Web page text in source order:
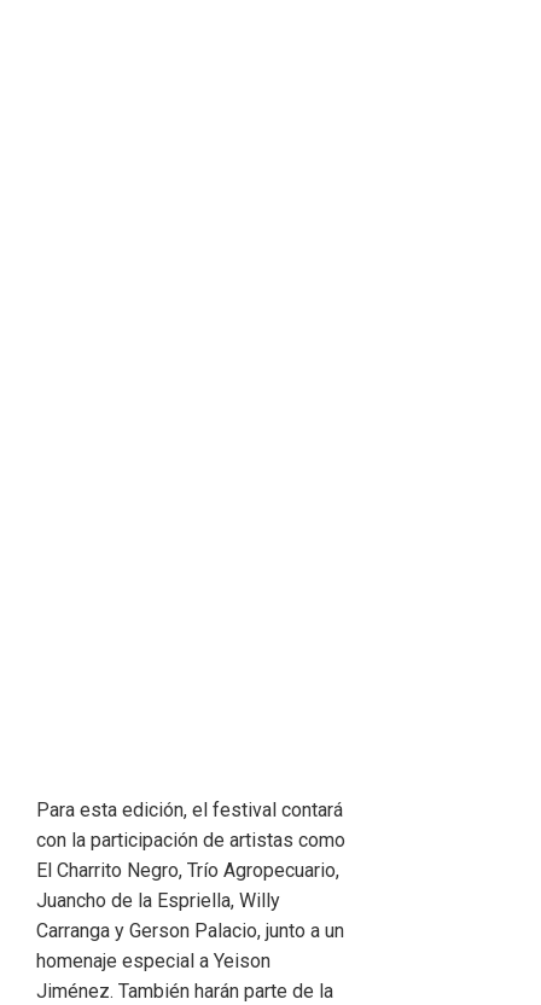
Para esta edición, el festival contará
con la participación de artistas como
El Charrito Negro, Trío Agropecuario,
Juancho de la Espriella, Willy
Carranga y Gerson Palacio, junto a un
homenaje especial a Yeison
Jiménez. También harán parte de la